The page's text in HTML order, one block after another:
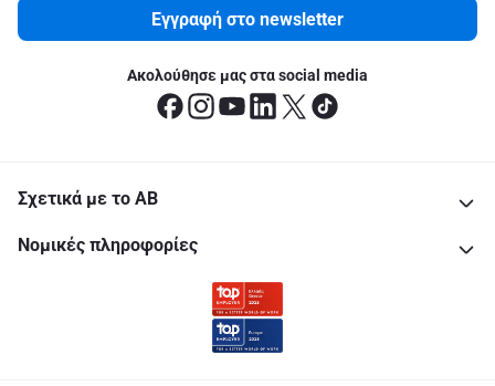
Εγγραφή στο newsletter
Ακολούθησε μας στα social media
Σχετικά με το ΑΒ
Νομικές πληροφορίες